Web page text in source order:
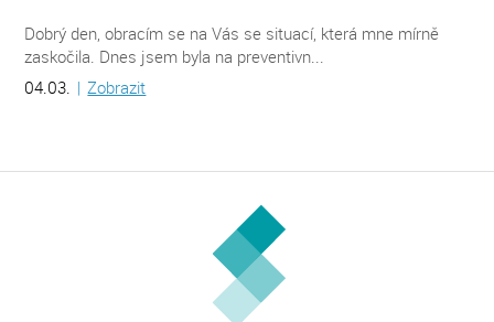
Dobrý den, obracím se na Vás se situací, která mne mírně
zaskočila. Dnes jsem byla na preventivn...
04.03. | Zobrazit